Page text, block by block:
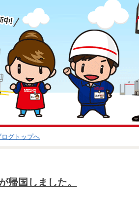
ログトップへ
帰国しました。